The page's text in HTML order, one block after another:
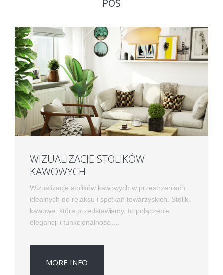
POS
WIZUALIZACJE STOLIKÓW
KAWOWYCH.
Wizualizacje stolików kawowych w przestrzeniach
idealnych do relaksu i spotkań towarzyskich. Stoliki
kawowe, które przedstawiamy, to połączenie
elegancji i funkcjonalności....
MORE INFO